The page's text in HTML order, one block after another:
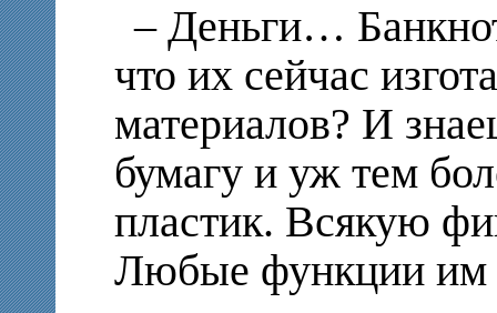
– Деньги…
что их сейчас
материалов? И
бумагу и уж тем
пластик. Всякую
Любые функции